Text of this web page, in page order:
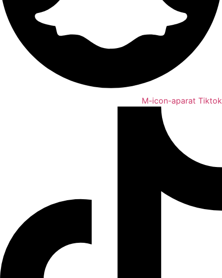
M-icon-aparat Tiktok